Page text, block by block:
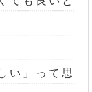
い」って思